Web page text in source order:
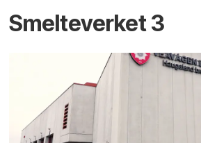
Smelteverket 3